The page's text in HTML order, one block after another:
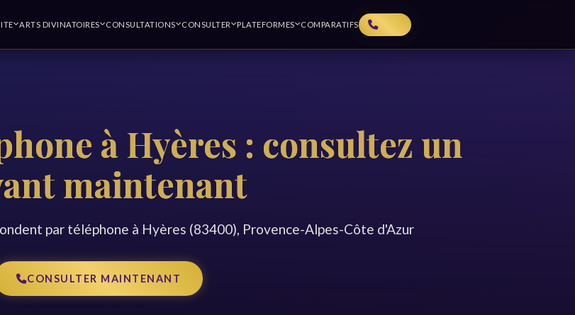
ARTS DIVINATOIRES CONSULTATIONS CONSULTER PLATEFORMES COMPARATIFS
à Hyères : consultez un
maintenant
par téléphone à Hyères (83400), Provence-Alpes-Côte d'Azur
CONSULTER MAINTENANT